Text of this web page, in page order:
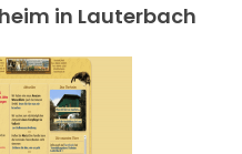
in Lauterbach